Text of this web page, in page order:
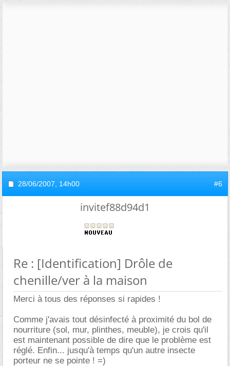
28/06/2007, 14h00 #6
invitef88d94d1
Re : [Identification] Drôle de
chenille/ver à la maison
Merci à tous des réponses si rapides !
Comme j'avais tout désinfecté à proximité du bol de
nourriture (sol, mur, plinthes, meuble), je crois qu'il
est maintenant possible de dire que le problème est
réglé. Enfin... jusqu'à temps qu'un autre insecte
porteur ne se pointe ! =)